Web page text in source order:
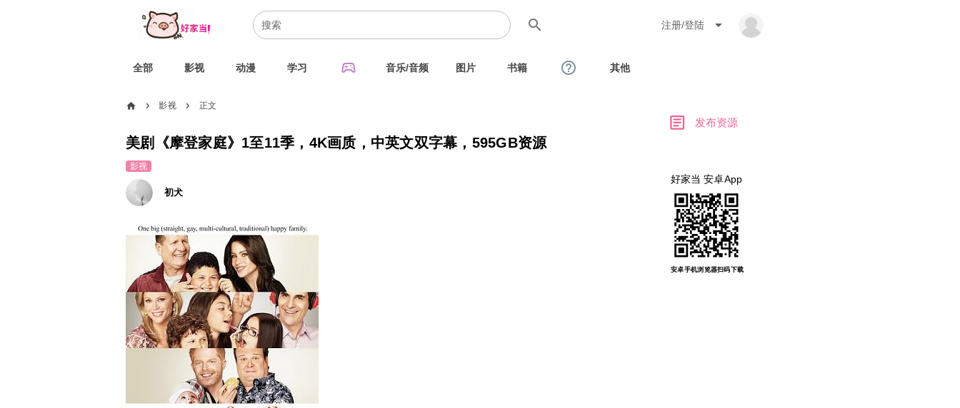
search 注册/登陆 arrow_drop_down
全部 影视 动漫 学习 sports_esports 音乐/音频 图片 书籍 help_outline 其他
home chevron_right 影视 chevron_right 正文
美剧《摩登家庭》1至11季，4K画质，中英文双字幕，595GB资源
影视
初犬
article 发布资源
好家当 安卓App
安卓手机浏览器扫码下载